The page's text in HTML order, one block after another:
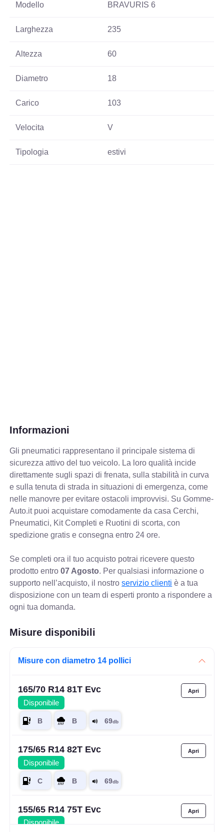
Modello BRAVURIS 6
Larghezza 235
Altezza 60
Diametro 18
Carico 103
Velocita V
Tipologia estivi
Informazioni
Gli pneumatici rappresentano il principale sistema di
sicurezza attivo del tuo veicolo. La loro qualità incide
direttamente sugli spazi di frenata, sulla stabilità in curva
e sulla tenuta di strada in situazioni di emergenza, come
nelle manovre per evitare ostacoli improvvisi. Su Gomme-
Auto.it puoi acquistare comodamente da casa Cerchi,
Pneumatici, Kit Completi e Ruotini di scorta, con
spedizione gratis e consegna entro 24 ore.
Se completi ora il tuo acquisto potrai ricevere questo
prodotto entro07 Agosto. Per qualsiasi informazione o
supporto nell’acquisto, il nostroservizio clienti è a tua
disposizione con un team di esperti pronto a rispondere a
ogni tua domanda.
Misure disponibili
Misure con diametro 14 pollici
165/70 R14 81T Evc
Disponibile
175/65 R14 82T Evc
Disponibile
155/65 R14 75T Evc
Disponibile